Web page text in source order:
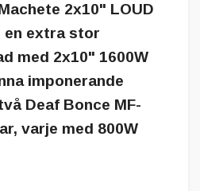
2x10" LOUD
en extra stor
med 2x10" 1600W
imponerande
Deaf Bonce MF-
varje med 800W